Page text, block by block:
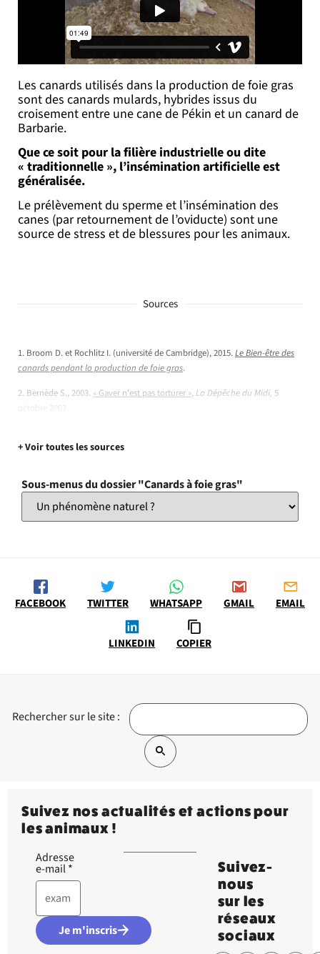
Les canards utilisés dans la production de foie gras
sont des canards mulards, hybrides issus du
croisement entre une cane de Pékin et un canard de
Barbarie.
Que ce soit pour la filière industrielle ou dite
« traditionnelle », l’insémination artificielle est
généralisée.
Le prélèvement du sperme et l’insémination des
canes (par retournement de l’oviducte) sont une
source de stress et de blessures pour les animaux.
Sources
1. Broom D. et Rochlitz I. (université de Cambridge), 2015.Le Bien-être des
canards pendant la production de foie gras.
2. Bernède S., 2003. « Gaver n'est pas torturer », La Dépêche du Midi, 5
octobre 2003.
+ Voir toutes les sources
Sous-menus du dossier "Canards à foie gras"
FACEBOOK TWITTER WHATSAPP GMAIL EMAIL
LINKEDIN COPIER
Rechercher sur le site :
Suivez nos actualités et actions pour
les animaux !
Adresse
e-mail*
Je m'inscris
Suivez-
nous
sur les
réseaux
sociaux